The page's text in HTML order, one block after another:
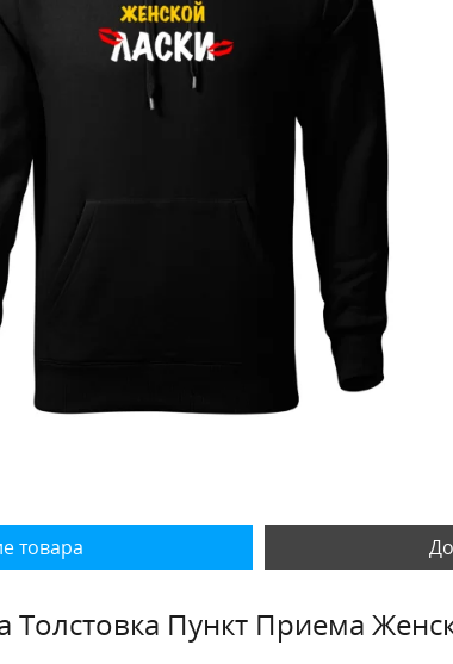
товара
Толстовка Пункт Приема